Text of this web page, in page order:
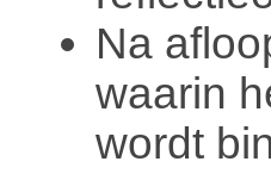
Na
waarin
wordt